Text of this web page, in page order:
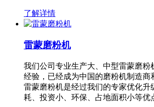
了解详情
雷蒙磨粉机
我们公司专业生产大、中型雷蒙磨粉
经验，已经成为中国的磨粉机制造商
雷蒙磨粉机是经过我们的专家优化升
耗、投资小、环保、占地面积小等